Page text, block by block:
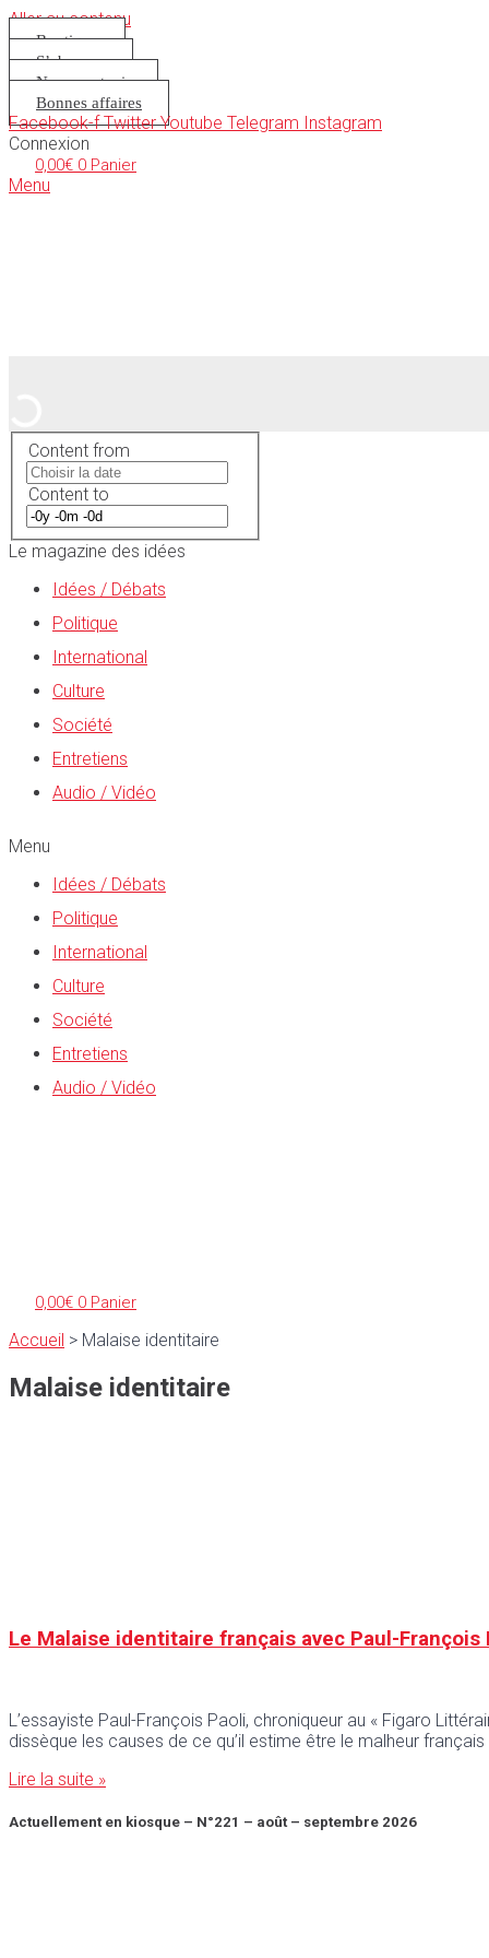
Aller au contenu
Boutique
S’abonner
Nous soutenir
Bonnes affaires
Facebook-f Twitter Youtube Telegram Instagram
Connexion
0,00€ 0 Panier
Menu
Content from
Content to
Le magazine des idées
Idées / Débats
Politique
International
Culture
Société
Entretiens
Audio / Vidéo
Menu
Idées / Débats
Politique
International
Culture
Société
Entretiens
Audio / Vidéo
0,00€ 0 Panier
Accueil > Malaise identitaire
Malaise identitaire
Le Malaise identitaire français avec Paul-François
L’essayiste Paul-François Paoli, chroniqueur au « Figaro
dissèque les causes de ce qu’il estime être le malheur
Lire la suite »
Actuellement en kiosque – N°221 – août – septembre 2026